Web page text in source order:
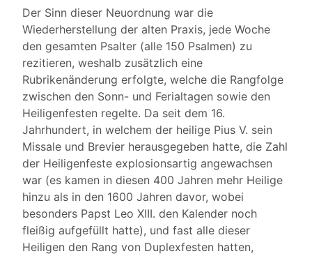
Der Sinn dieser Neuordnung war die
Wiederherstellung der alten Praxis, jede Woche
den gesamten Psalter (alle 150 Psalmen) zu
rezitieren, weshalb zusätzlich eine
Rubrikenänderung erfolgte, welche die Rangfolge
zwischen den Sonn- und Ferialtagen sowie den
Heiligenfesten regelte. Da seit dem 16.
Jahrhundert, in welchem der heilige Pius V. sein
Missale und Brevier herausgegeben hatte, die Zahl
der Heiligenfeste explosionsartig angewachsen
war (es kamen in diesen 400 Jahren mehr Heilige
hinzu als in den 1600 Jahren davor, wobei
besonders Papst Leo XIII. den Kalender noch
fleißig aufgefüllt hatte), und fast alle dieser
Heiligen den Rang von Duplexfesten hatten,